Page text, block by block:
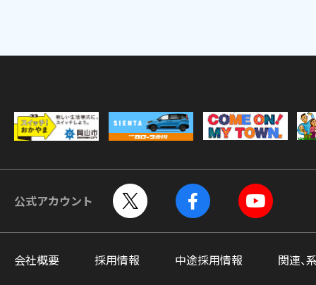
公式アカウント
会社概要 採用情報 中途採用情報 関連、